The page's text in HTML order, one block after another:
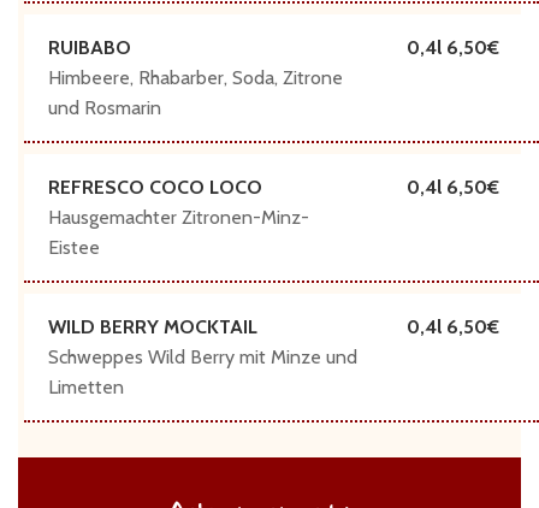
RUIBABO
Himbeere, Rhabarber, Soda, Zitrone
und Rosmarin
0,4l 6,50
REFRESCO COCO LOCO
Hausgemachter Zitronen-Minz-
Eistee
0,4l 6,50
WILD BERRY MOCKTAIL
Schweppes Wild Berry mit Minze und
Limetten
0,4l 6,50